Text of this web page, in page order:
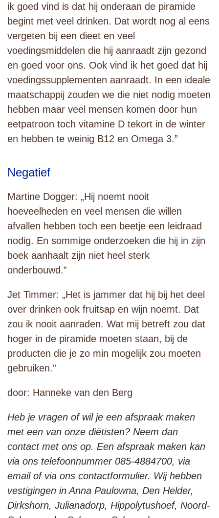
ik goed vind is dat hij onderaan de piramide
begint met veel drinken. Dat wordt nog al eens
vergeten bij een dieet en veel
voedingsmiddelen die hij aanraadt zijn gezond
en goed voor ons. Ook vind ik het goed dat hij
voedingssupplementen aanraadt. In een ideale
maatschappij zouden we die niet nodig moeten
hebben maar veel mensen komen door hun
eetpatroon toch vitamine D tekort in de winter
en hebben te weinig B12 en Omega 3.”
Negatief
Martine Dogger: „Hij noemt nooit
hoeveelheden en veel mensen die willen
afvallen hebben toch een beetje een leidraad
nodig. En sommige onderzoeken die hij in zijn
boek aanhaalt zijn niet heel sterk
onderbouwd.”
Jet Timmer: „Het is jammer dat hij bij het deel
over drinken ook fruitsap en wijn noemt. Dat
zou ik nooit aanraden. Wat mij betreft zou dat
hoger in de piramide moeten staan, bij de
producten die je zo min mogelijk zou moeten
gebruiken.”
door: Hanneke van den Berg
Heb je vragen of wil je een afspraak maken
met een van onze diëtisten? Neem dan
contact met ons op. Een afspraak maken kan
via ons telefoonnummer 085-4884700, via
email of via ons contactformulier. Wij hebben
vestigingen in Anna Paulowna, Den Helder,
Dirkshorn, Julianadorp, Hippolytushoef, Noord-